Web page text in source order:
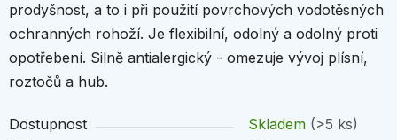
prodyšnost, a to i při použití povrchových vodotěsných
ochranných rohoží. Je flexibilní, odolný a odolný proti
opotřebení. Silně antialergický - omezuje vývoj plísní,
roztočů a hub.
Dostupnost Skladem (>5 ks)